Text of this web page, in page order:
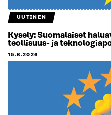
UUTINEN
Kysely: Suomalaiset
teollisuus- ja
15.6.2026